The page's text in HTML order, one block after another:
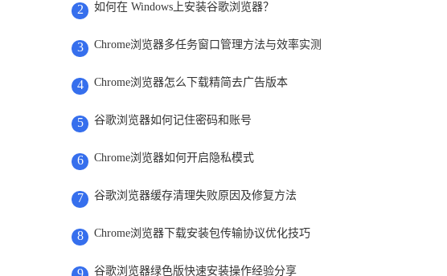
2 如何在 Windows上安装谷歌浏览器？
3 Chrome浏览器多任务窗口管理方法与效率实测
4 Chrome浏览器怎么下载精简去广告版本
5 谷歌浏览器如何记住密码和账号
6 Chrome浏览器如何开启隐私模式
7 谷歌浏览器缓存清理失败原因及修复方法
8 Chrome浏览器下载安装包传输协议优化技巧
谷歌浏览器绿色版快速安装操作经验分享